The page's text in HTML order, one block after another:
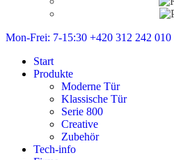
Mon-Frei: 7-15:30 +420 312 242 010
Start
Produkte
Moderne Tür
Klassische Tür
Serie 800
Creative
Zubehör
Tech-info